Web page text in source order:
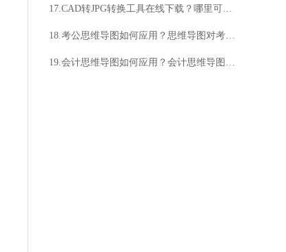
17.CAD转JPG转换工具在线下载？哪里可以下载CAD转JPG转换工具？
18.考公思维导图如何应用？思维导图对考公有何帮助？
19.会计思维导图如何应用？会计思维导图有何优势？